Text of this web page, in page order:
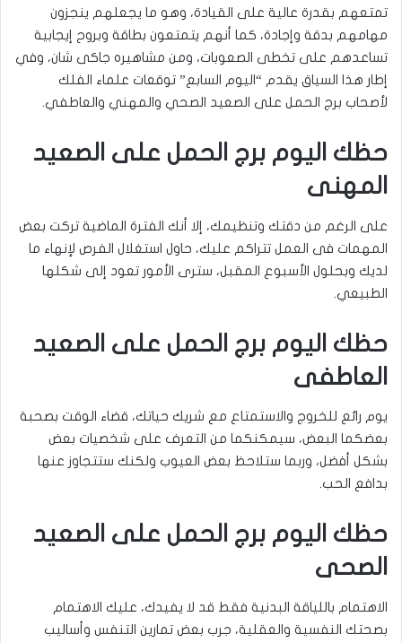
تمتعهم بقدرة عالية على القيادة، وهو ما يجعلهم ينجزون
مهامهم بدقة وإجادة، كما أنهم يتمتعون بطاقة وبروح إيجابية
تساعدهم على تخطى الصعوبات، ومن مشاهيره جاكى شان، وفي
إطار هذا السياق يقدم “اليوم السابع” توقعات علماء الفلك
لأصحاب برج الحمل على الصعيد الصحي والمهني والعاطفي.
حظك اليوم برج الحمل على الصعيد
المهنى
على الرغم من دقتك وتنظيمك، إلا أنك الفترة الماضية تركت بعض
المهمات فى العمل تتراكم عليك، حاول استغلال الفرص لإنهاء ما
لديك وبحلول الأسبوع المقبل، سترى الأمور تعود إلى شكلها
الطبيعي.
حظك اليوم برج الحمل على الصعيد
العاطفى
يوم رائع للخروج والاستمتاع مع شريك حياتك، قضاء الوقت بصحبة
بعضكما البعض، سيمكنكما من التعرف على شخصيات بعض
بشكل أفضل، وربما ستلاحظ بعض العيوب ولكنك ستتجاوز عنها
بدافع الحب.
حظك اليوم برج الحمل على الصعيد
الصحى
الاهتمام باللياقة البدنية فقط قد لا يفيدك، عليك الاهتمام
بصحتك النفسية والعقلية، جرب بعض تمارين التنفس وأساليب